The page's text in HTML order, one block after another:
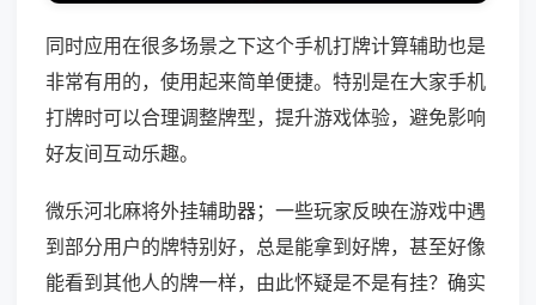
同时应用在很多场景之下这个手机打牌计算辅助也是
非常有用的，使用起来简单便捷。特别是在大家手机
打牌时可以合理调整牌型，提升游戏体验，避免影响
好友间互动乐趣。
微乐河北麻将外挂辅助器；一些玩家反映在游戏中遇
到部分用户的牌特别好，总是能拿到好牌，甚至好像
能看到其他人的牌一样，由此怀疑是不是有挂？确实